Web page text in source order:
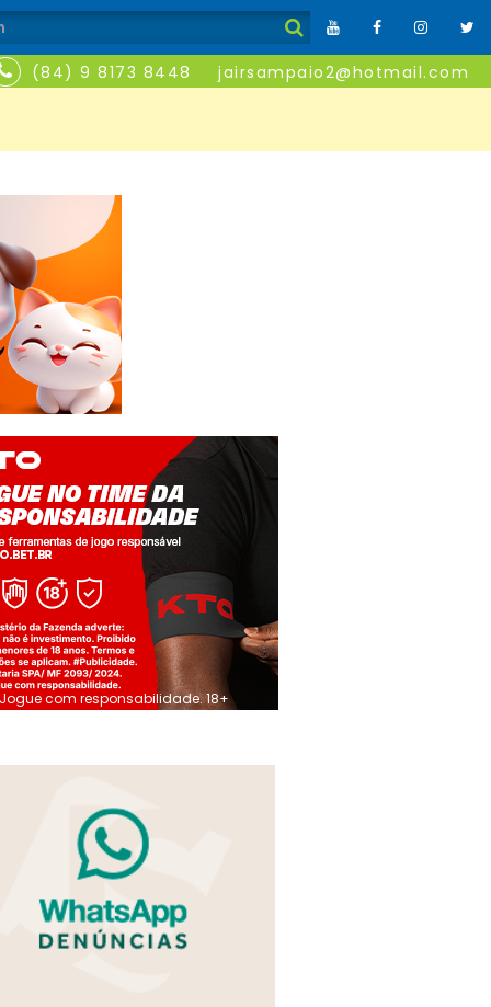
(84) 9 8173 8448 jairsampaio2@hotmail.com
Jogue com responsabilidade. 18+